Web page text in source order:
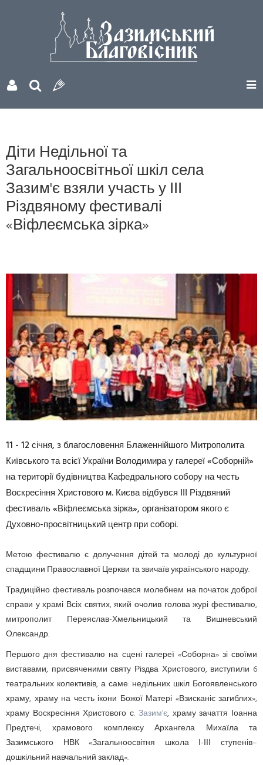
Діти Недільної та
Загальноосвітньої шкіл села
Зазим'є взяли участь у ІІІ
Різдвяному фестивалі
«Віфлеємська зірка»
11 - 12 січня, з благословення Блаженнійшого Митрополита
Київського та всієї України Володимира у галереї «Соборній»
на території будівництва Кафедрального собору на честь
Воскресіння Христового м. Києва відбувся ІІІ Різдвяний
фестиваль «Віфлеємська зірка», організатором якого є
Духовно-просвітницький центр при соборі.
Метою фестивалю є долучення дітей та молоді до культурної
спадщини Православної Церкви та звичаїв українського народу.
Традиційно фестиваль розпочався молебнем на початок доброї
справи у храмі Всіх святих, який очолив голова журі фестивалю,
митрополит Переяслав-Хмельницький та Вишневський
Олександр.
Першого дня фестивалю на сцені галереї «Соборна» зі своїми
виставами, присвяченими святу Різдва Христового, виступили 6
театральних колективів, а саме: недільних шкіл Богоявленського
храму, храму на честь ікони Божої Матері «Взисканіє загиблих»,
храму Воскресіння Христового с. Зазим’є, храму зачаття Іоанна
Предтечі, храмового комплексу Архангела Михаїла та
Зазимського НВК «Загальноосвітня школа І-ІІІ ступенів–
дошкільний навчальний заклад».